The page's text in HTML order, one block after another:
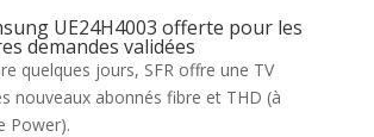
UE24H4003 offerte pour les
demandes validées
quelques jours, SFR offre une TV
nouveaux abonnés fibre et THD (à
Power).